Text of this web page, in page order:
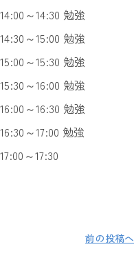
14:00～14:30 勉強
14:30～15:00 勉強
15:00～15:30 勉強
15:30～16:00 勉強
16:00～16:30 勉強
16:30～17:00 勉強
17:00～17:30
前の投稿へ